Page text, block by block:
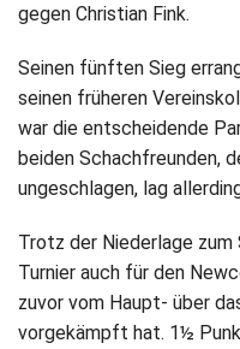
gegen Christian Fink.
Seinen fünften Sieg
seinen früheren
war die entscheidende
beiden Schachfreunden,
ungeschlagen, lag
Trotz der Niederlage zum
Turnier auch für den
zuvor vom Haupt- über
vorgekämpft hat. 1½